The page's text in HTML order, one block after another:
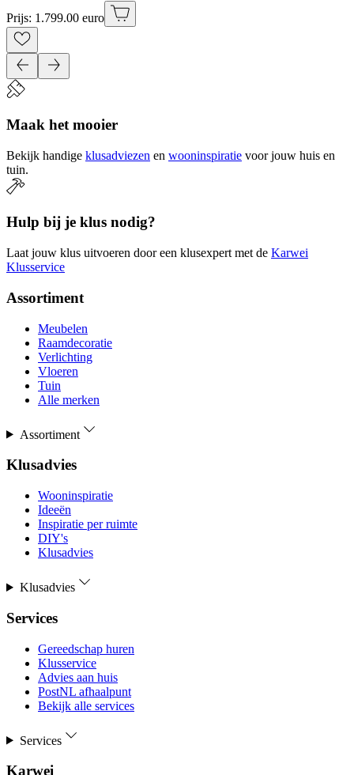
Prijs: 1.799.00 euro
Maak het mooier
Bekijk handige klusadviezen en wooninspiratie voor jouw huis en
tuin.
Hulp bij je klus nodig?
Laat jouw klus uitvoeren door een klusexpert met de Karwei
Klusservice
Assortiment
Meubelen
Raamdecoratie
Verlichting
Vloeren
Tuin
Alle merken
Assortiment
Klusadvies
Wooninspiratie
Ideeën
Inspiratie per ruimte
DIY's
Klusadvies
Klusadvies
Services
Gereedschap huren
Klusservice
Advies aan huis
PostNL afhaalpunt
Bekijk alle services
Services
Karwei